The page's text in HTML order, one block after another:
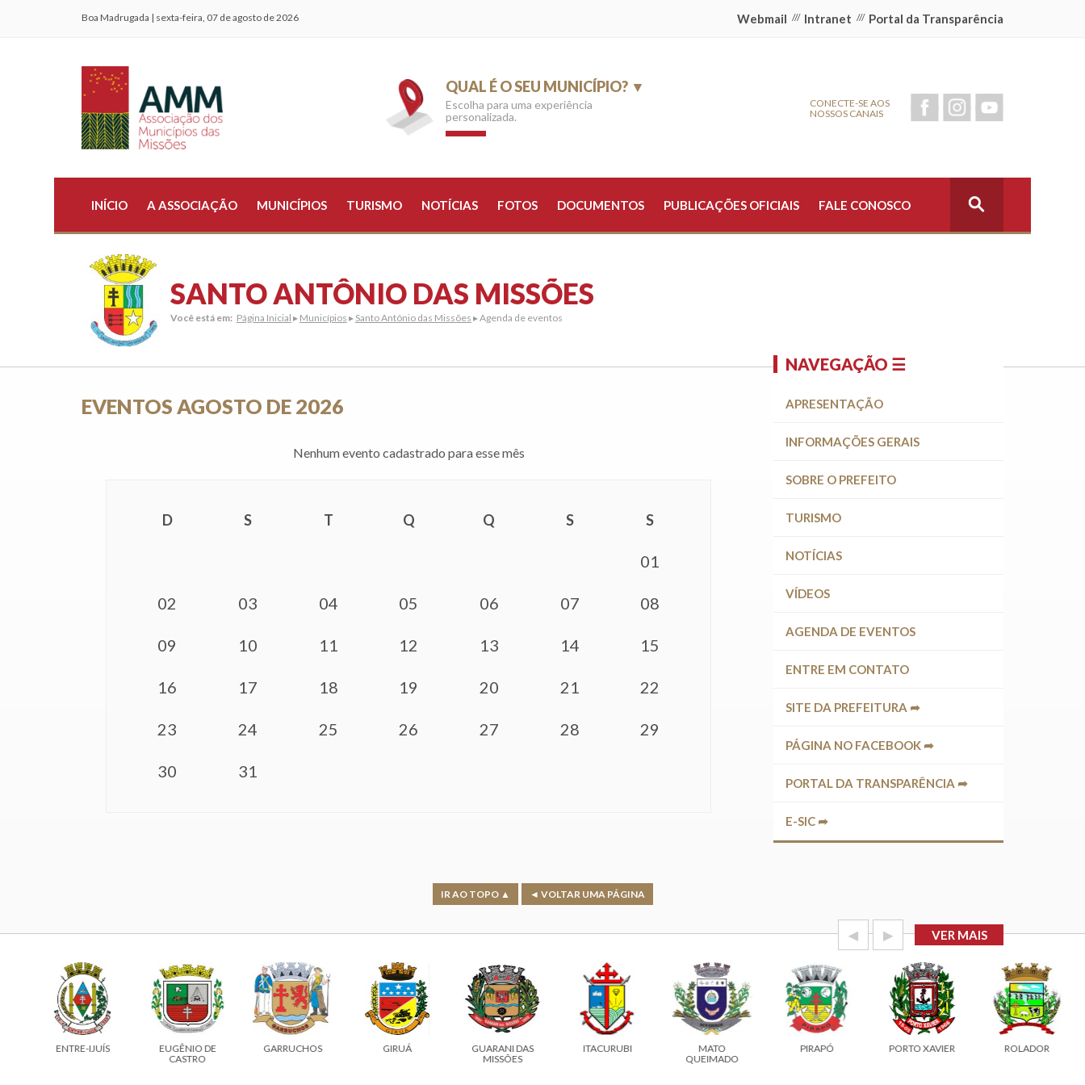
Boa Madrugada | sexta-feira, 07 de agosto de 2026 Webmail /// Intranet /// Portal da Transparência
QUAL É O SEU MUNICÍPIO? ▼
Escolha para uma experiência
personalizada.
CONECTE-SE AOS
NOSSOS CANAIS
INÍCIO A ASSOCIAÇÃO MUNICÍPIOS TURISMO NOTÍCIAS FOTOS DOCUMENTOS PUBLICAÇÕES OFICIAIS FALE CONOSCO
SANTO ANTÔNIO DAS MISSÕES
Você está em: Página Inicial ▸ Municípios ▸ Santo Antônio das Missões ▸ Agenda de eventos
EVENTOS AGOSTO DE 2026
Nenhum evento cadastrado para esse mês
D S T Q Q S S
01
02 03 04 05 06 07 08
09 10 11 12 13 14 15
16 17 18 19 20 21 22
23 24 25 26 27 28 29
30 31
NAVEGAÇÃO ☰
APRESENTAÇÃO
INFORMAÇÕES GERAIS
SOBRE O PREFEITO
TURISMO
NOTÍCIAS
VÍDEOS
AGENDA DE EVENTOS
ENTRE EM CONTATO
SITE DA PREFEITURA ➦
PÁGINA NO FACEBOOK ➦
PORTAL DA TRANSPARÊNCIA ➦
E-SIC ➦
IR AO TOPO ▲ ◄ VOLTAR UMA PÁGINA
◀ ▶ VER MAIS
ENTRE-IJUÍS
EUGÊNIO DE
CASTRO
GARRUCHOS GIRUÁ
GUARANI DAS
MISSÕES
ITACURUBI
MATO
QUEIMADO
PIRAPÓ PORTO XAVIER ROLADOR